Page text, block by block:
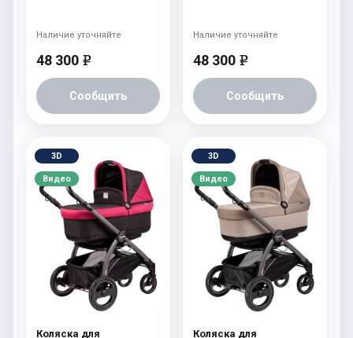
48 300 e
Сообщить
Наличие уточняйте
48 300 e
Сообщить
Наличие уточняйте
3D
Видео
Коляска для
3D
Видео
Коляска для